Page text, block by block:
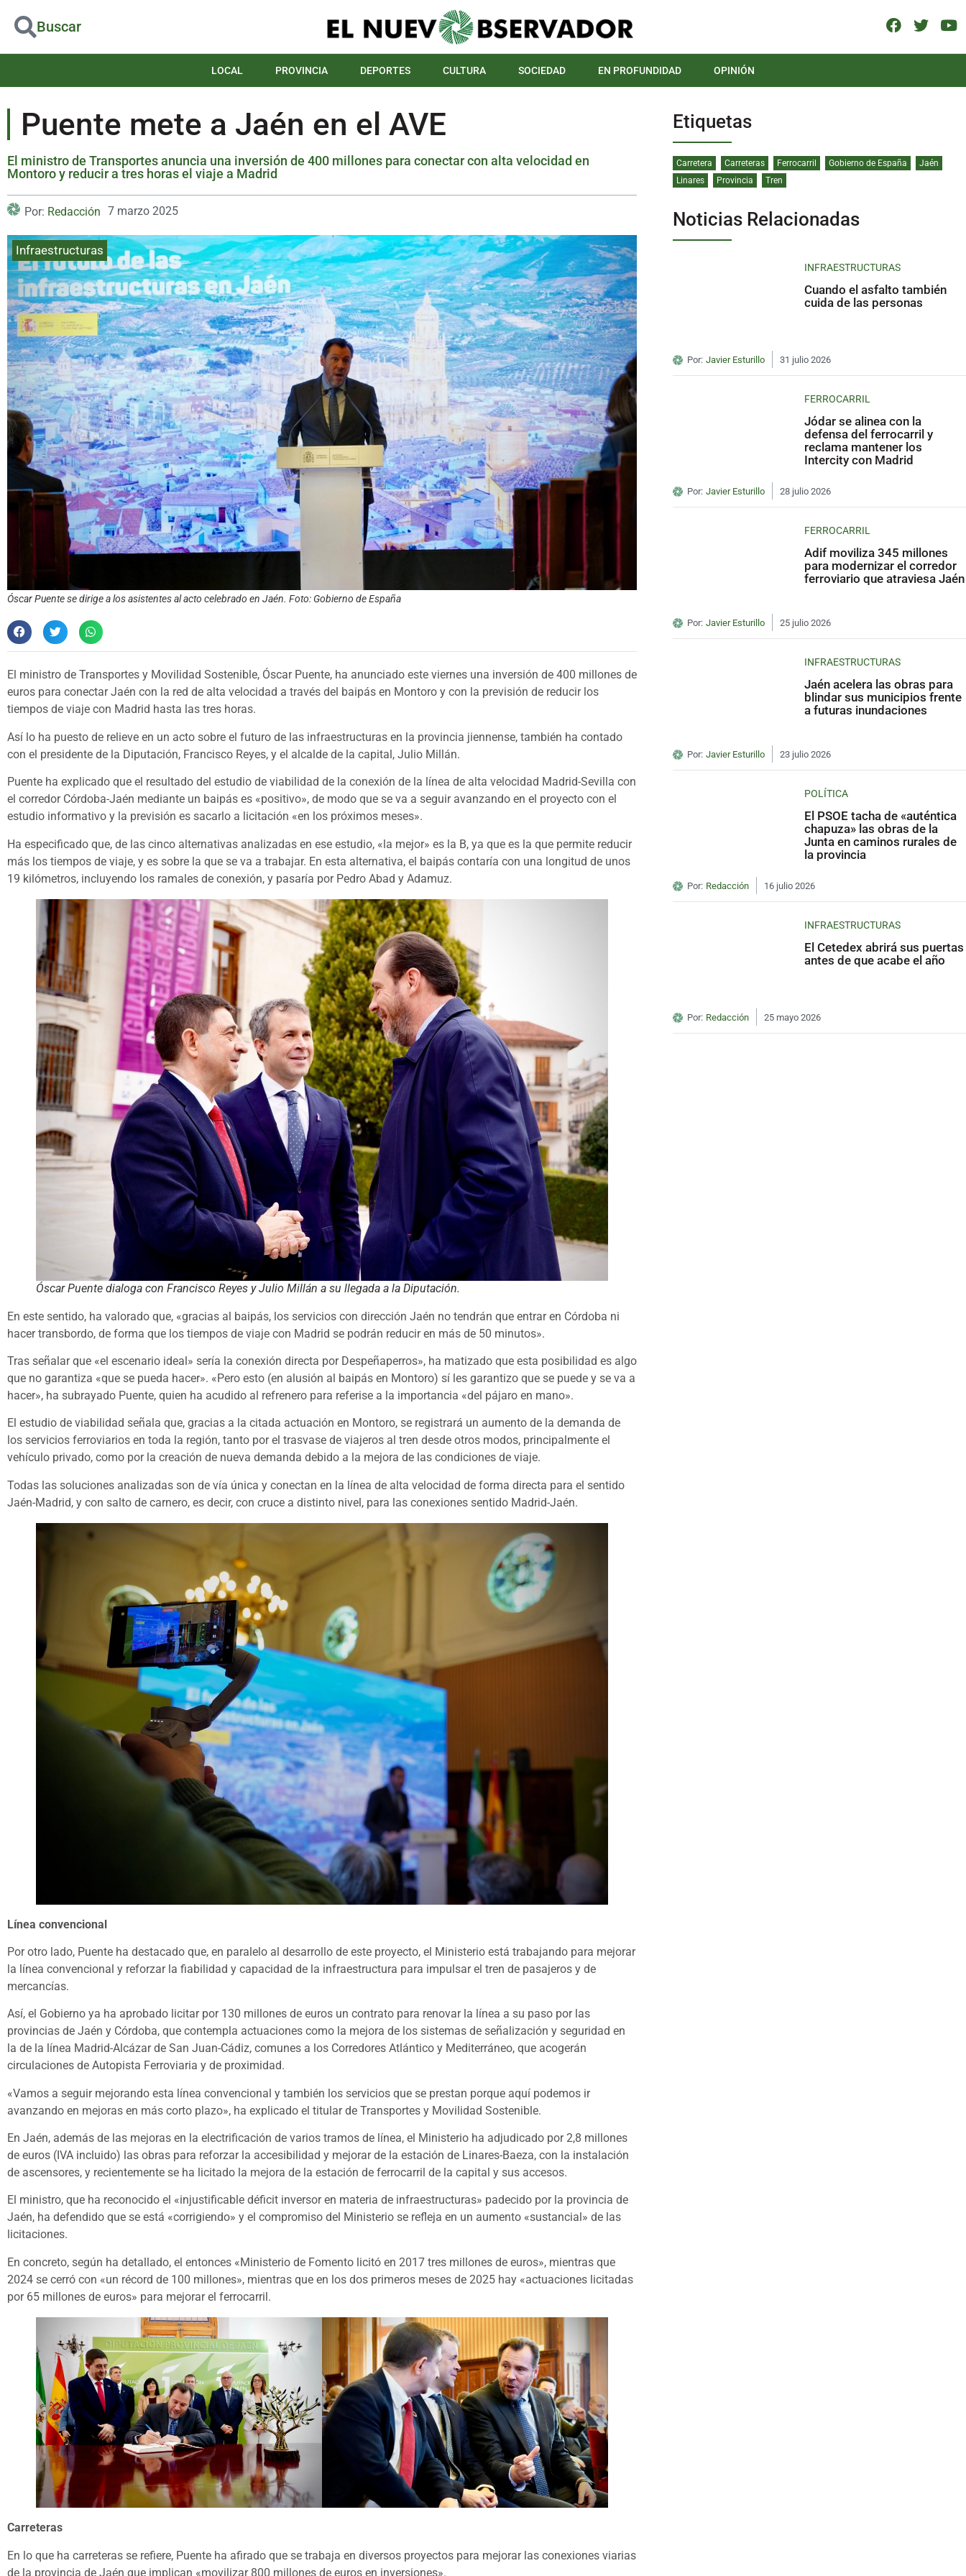
Buscar
LOCAL PROVINCIA DEPORTES CULTURA SOCIEDAD EN PROFUNDIDAD OPINIÓN
Puente mete a Jaén en el AVE
El ministro de Transportes anuncia una inversión de 400 millones para conectar con alta velocidad en
Montoro y reducir a tres horas el viaje a Madrid
Por: Redacción 7 marzo 2025
Infraestructuras
Óscar Puente se dirige a los asistentes al acto celebrado en Jaén. Foto: Gobierno de España
El ministro de Transportes y Movilidad Sostenible, Óscar Puente, ha anunciado este viernes una inversión de 400 millones de
euros para conectar Jaén con la red de alta velocidad a través del baipás en Montoro y con la previsión de reducir los
tiempos de viaje con Madrid hasta las tres horas.
Así lo ha puesto de relieve en un acto sobre el futuro de las infraestructuras en la provincia jiennense, también ha contado
con el presidente de la Diputación, Francisco Reyes, y el alcalde de la capital, Julio Millán.
Puente ha explicado que el resultado del estudio de viabilidad de la conexión de la línea de alta velocidad Madrid-Sevilla con
el corredor Córdoba-Jaén mediante un baipás es «positivo», de modo que se va a seguir avanzando en el proyecto con el
estudio informativo y la previsión es sacarlo a licitación «en los próximos meses».
Ha especificado que, de las cinco alternativas analizadas en ese estudio, «la mejor» es la B, ya que es la que permite reducir
más los tiempos de viaje, y es sobre la que se va a trabajar. En esta alternativa, el baipás contaría con una longitud de unos
19 kilómetros, incluyendo los ramales de conexión, y pasaría por Pedro Abad y Adamuz.
Óscar Puente dialoga con Francisco Reyes y Julio Millán a su llegada a la Diputación.
En este sentido, ha valorado que, «gracias al baipás, los servicios con dirección Jaén no tendrán que entrar en Córdoba ni
hacer transbordo, de forma que los tiempos de viaje con Madrid se podrán reducir en más de 50 minutos».
Tras señalar que «el escenario ideal» sería la conexión directa por Despeñaperros», ha matizado que esta posibilidad es algo
que no garantiza «que se pueda hacer». «Pero esto (en alusión al baipás en Montoro) sí les garantizo que se puede y se va a
hacer», ha subrayado Puente, quien ha acudido al refrenero para referise a la importancia «del pájaro en mano».
El estudio de viabilidad señala que, gracias a la citada actuación en Montoro, se registrará un aumento de la demanda de
los servicios ferroviarios en toda la región, tanto por el trasvase de viajeros al tren desde otros modos, principalmente el
vehículo privado, como por la creación de nueva demanda debido a la mejora de las condiciones de viaje.
Todas las soluciones analizadas son de vía única y conectan en la línea de alta velocidad de forma directa para el sentido
Jaén-Madrid, y con salto de carnero, es decir, con cruce a distinto nivel, para las conexiones sentido Madrid-Jaén.
Línea convencional
Por otro lado, Puente ha destacado que, en paralelo al desarrollo de este proyecto, el Ministerio está trabajando para mejorar
la línea convencional y reforzar la fiabilidad y capacidad de la infraestructura para impulsar el tren de pasajeros y de
mercancías.
Así, el Gobierno ya ha aprobado licitar por 130 millones de euros un contrato para renovar la línea a su paso por las
provincias de Jaén y Córdoba, que contempla actuaciones como la mejora de los sistemas de señalización y seguridad en
la de la línea Madrid-Alcázar de San Juan-Cádiz, comunes a los Corredores Atlántico y Mediterráneo, que acogerán
circulaciones de Autopista Ferroviaria y de proximidad.
«Vamos a seguir mejorando esta línea convencional y también los servicios que se prestan porque aquí podemos ir
avanzando en mejoras en más corto plazo», ha explicado el titular de Transportes y Movilidad Sostenible.
En Jaén, además de las mejoras en la electrificación de varios tramos de línea, el Ministerio ha adjudicado por 2,8 millones
de euros (IVA incluido) las obras para reforzar la accesibilidad y mejorar de la estación de Linares-Baeza, con la instalación
de ascensores, y recientemente se ha licitado la mejora de la estación de ferrocarril de la capital y sus accesos.
El ministro, que ha reconocido el «injustificable déficit inversor en materia de infraestructuras» padecido por la provincia de
Jaén, ha defendido que se está «corrigiendo» y el compromiso del Ministerio se refleja en un aumento «sustancial» de las
licitaciones.
En concreto, según ha detallado, el entonces «Ministerio de Fomento licitó en 2017 tres millones de euros», mientras que
2024 se cerró con «un récord de 100 millones», mientras que en los dos primeros meses de 2025 hay «actuaciones licitadas
por 65 millones de euros» para mejorar el ferrocarril.
Carreteras
En lo que ha carreteras se refiere, Puente ha afirado que se trabaja en diversos proyectos para mejorar las conexiones viarias
de la provincia de Jaén que implican «movilizar 800 millones de euros en inversiones».
Etiquetas
Carretera Carreteras Ferrocarril Gobierno de España
Jaén
Linares
Provincia Tren
Noticias Relacionadas
INFRAESTRUCTURAS
Cuando el asfalto también
cuida de las personas
Por: Javier Esturillo 31 julio 2026
FERROCARRIL
Jódar se alinea con la
defensa del ferrocarril y
reclama mantener los
Intercity con Madrid
Por: Javier Esturillo 28 julio 2026
FERROCARRIL
Adif moviliza 345 millones
para modernizar el corredor
ferroviario que atraviesa Jaén
Por: Javier Esturillo 25 julio 2026
INFRAESTRUCTURAS
Jaén acelera las obras para
blindar sus municipios frente
a futuras inundaciones
Por: Javier Esturillo 23 julio 2026
POLÍTICA
El PSOE tacha de «auténtica
chapuza» las obras de la
Junta en caminos rurales de
la provincia
Por: Redacción 16 julio 2026
INFRAESTRUCTURAS
El Cetedex abrirá sus puertas
antes de que acabe el año
Por: Redacción 25 mayo 2026